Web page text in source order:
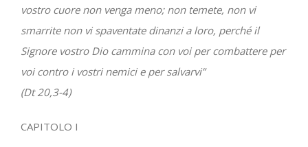
vostro cuore non venga meno; non temete, non vi
smarrite non vi spaventate dinanzi a loro, perché il
Signore vostro Dio cammina con voi per combattere per
voi contro i vostri nemici e per salvarvi”
(Dt 20,3-4)
CAPITOLO I